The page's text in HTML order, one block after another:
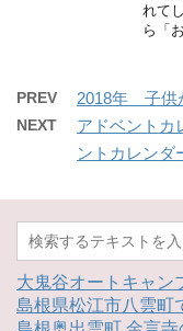
れて
ら「
PREV 2018年 子供
NEXT
アドベント
ントカレンダ
大鬼谷オートキャン
島根県松江市八雲町